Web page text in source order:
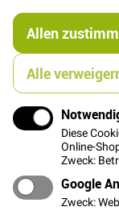
Allen
Alle
Diese
Online-
Zweck:
Google
Zweck:
Details
Klassisches
Canvas Stoff